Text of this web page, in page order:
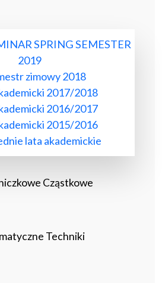
SPRING SEMESTER
2019
zimowy 2018
2017/2018
2016/2017
2015/2016
lata akademickie
Cząstkowe
Techniki